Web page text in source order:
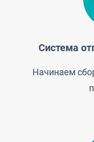
Система
Начинаем